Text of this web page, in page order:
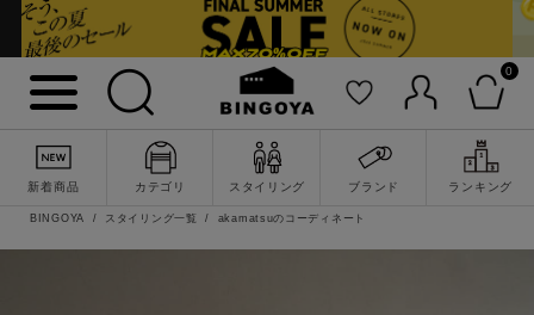
0
新着商品 カテゴリ スタイリング ブランド ランキング
BINGOYA スタイリング一覧 akamatsuのコーディネート